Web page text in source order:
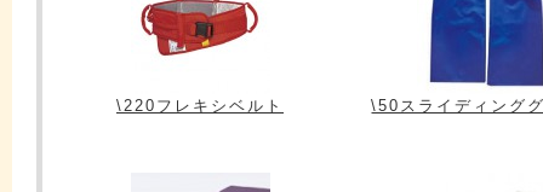
\220フレキシベルト \50スライディング